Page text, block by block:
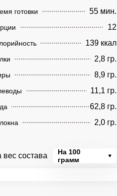
готовки 55 мин.
12
139 ккал
2,8 гр.
8,9 гр.
11,1 гр.
62,8 гр.
2,0 гр.
вес состава
На 100
грамм